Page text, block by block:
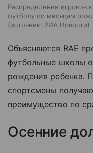
Распределение игроков
футболу по месяцам
источник: РИА Новости
Объясняются RAE
футбольные школы
рождения ребенка.
спортсмены
преимущество по
Осенние